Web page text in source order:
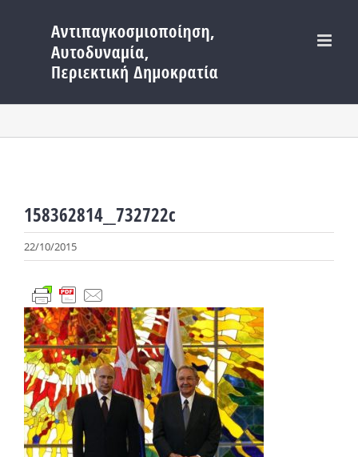
περιεχόμενο
158362814__732722c
22/10/2015